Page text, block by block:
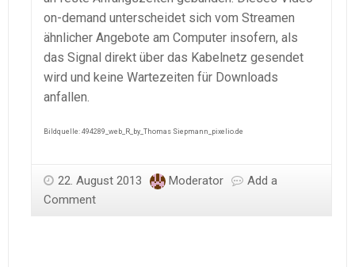
on-demand unterscheidet sich vom Streamen
ähnlicher Angebote am Computer insofern, als
das Signal direkt über das Kabelnetz gesendet
wird und keine Wartezeiten für Downloads
anfallen.
Bildquelle: 494289_web_R_by_Thomas Siepmann_pixelio.de
22. August 2013 Moderator
Add a
Comment